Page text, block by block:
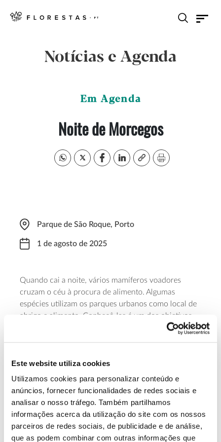
Este website utiliza cookies
Utilizamos cookies para personalizar conteúdo e
anúncios, fornecer funcionalidades de redes sociais e
analisar o nosso tráfego. Também partilhamos
informações acerca da utilização do site com os nossos
parceiros de redes sociais, de publicidade e de análise,
que as podem combinar com outras informações que
Notícias e Agenda
Em Agenda
Noite de Morcegos
Parque de São Roque, Porto
1 de agosto de 2025
Quando cai a noite, vários mamíferos voadores
cruzam o céu à procura de alimento. Algumas
espécies utilizam os parques urbanos como local de
abrigo e alimento. Conhecê-las é um dos objetivos
desta Noite de Morcegos. O encontro está marcado
Saber mais
13.07.2026
Genoma do priolo e de outras espécies em risco: